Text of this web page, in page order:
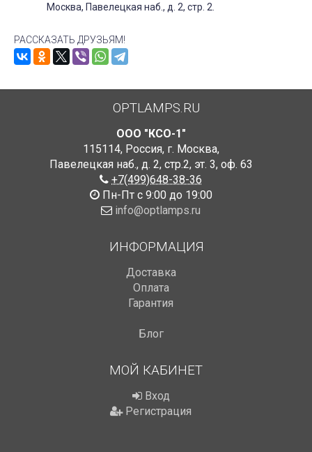
Москва, Павелецкая наб., д. 2, стр. 2.
РАССКАЗАТЬ ДРУЗЬЯМ!
OPTLAMPS.RU
ООО "КСО-1"
115114, Россия, г. Москва,
Павелецкая наб., д. 2, стр.2, эт. 3, оф. 63
+7(499)648-38-36
Пн-Пт с 9:00 до 19:00
info@optlamps.ru
ИНФОРМАЦИЯ
Доставка
Оплата
Гарантия
Блог
МОЙ КАБИНЕТ
Вход
Регистрация